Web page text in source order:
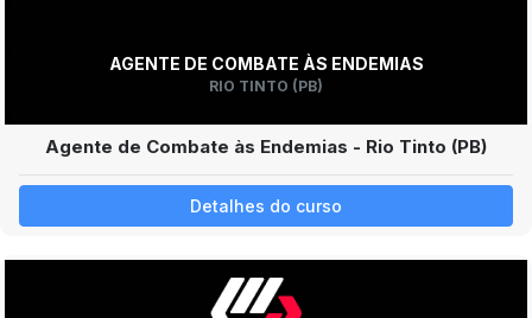
AGENTE DE COMBATE ÀS ENDEMIAS
RIO TINTO (PB)
Agente de Combate às Endemias - Rio Tinto (PB)
Detalhes do curso